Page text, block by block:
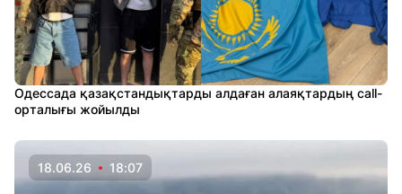
Одессада қазақстандықтарды алдаған алаяқтардың call-
орталығы жойылды
18.06.26 18:07